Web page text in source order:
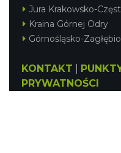
Jura Krakowsko-
Kraina Górnej Odry
Górnośląsko-
KONTAKT
PRYWATNOŚCI